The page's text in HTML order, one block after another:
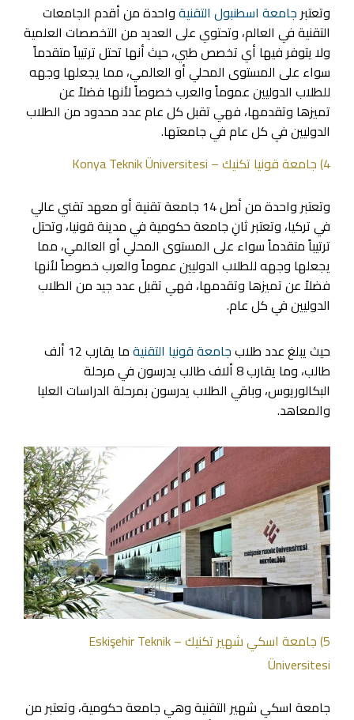
وتعتبرجامعة اسطنبول التقنيةواحدة من أقدم الجامعات
التقنية في العالم، وتحتوي على العديد من التخصصات العلمية
ولا يتوفر فيها أي تخصص طبي، حيث أنها تحتل ترتيباً متقدماً
سواء على المستوى المحلي أو العالمي، مما يجعلها وجهه
للطلاب الدوليين عموماً والعرب خصوصاً لأنها فضلاً عن
تميزها وتقدمها، فهي تقبل كل عام عدد محدود من الطلاب
الدوليين في كل عام في جامعتها.
4) جامعة قونيا تكنيك – Konya Teknik Üniversitesi
وتعتبر واحدة من أصل 14 جامعة تقنية أو معهد تقني عالي
في تركيا، وتعتبر ثانِ جامعة حكومية في مدينة قونيا، وتحتل
ترتيباً متقدماً سواء على المستوى المحلي أو العالمي، مما
يجعلها وجهه للطلاب الدوليين عموماً والعرب خصوصاً لأنها
فضلاً عن تميزها وتقدمها، فهي تقبل عدد جيد من الطلاب
الدوليين في كل عام.
حيث يبلغ عدد طلابجامعة قونيا التقنية
ما يقارب 12 ألف
طالب، وما يقارب 8 ألاف طالب يدرسون في مرحلة
البكالوريوس، وباقي الطلاب يدرسون بمرحلة الدراسات العليا
والمعاهد.
5) جامعة اسكي شهير تكنيك – Eskişehir Teknik
Üniversitesi
جامعة اسكي شهير التقنية وهي جامعة حكومية، وتعتبر من